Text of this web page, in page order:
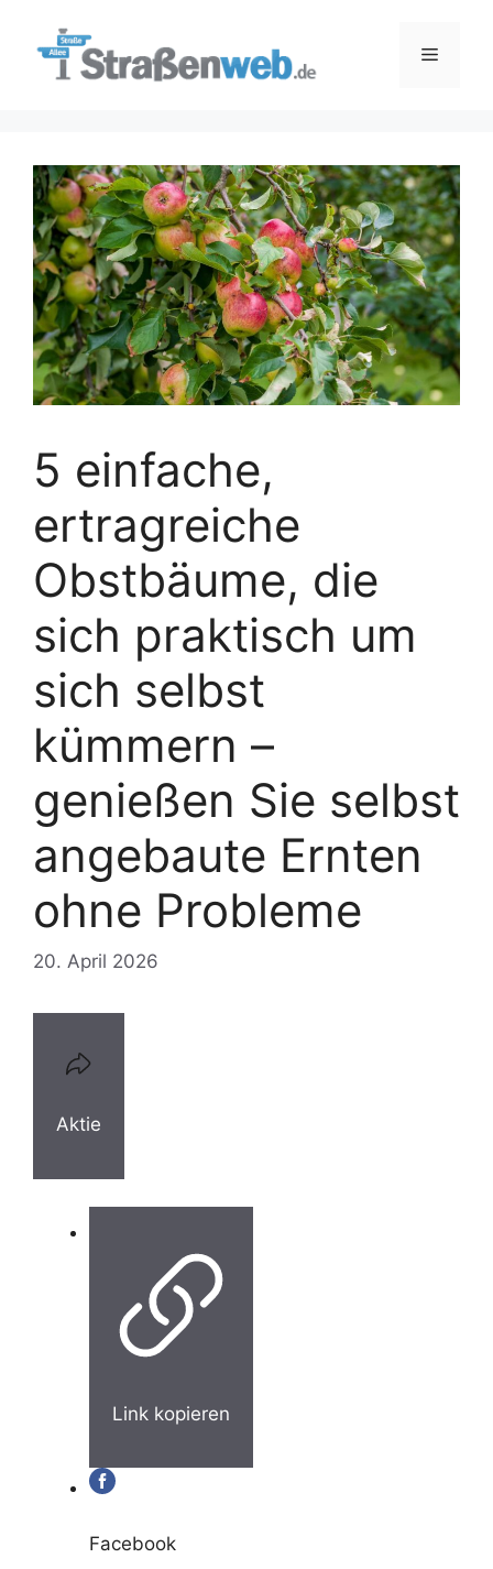
Menü
5 einfache,
ertragreiche
Obstbäume, die
sich praktisch um
sich selbst
kümmern –
genießen Sie selbst
angebaute Ernten
ohne Probleme
20. April 2026
Aktie
Link kopieren
Facebook